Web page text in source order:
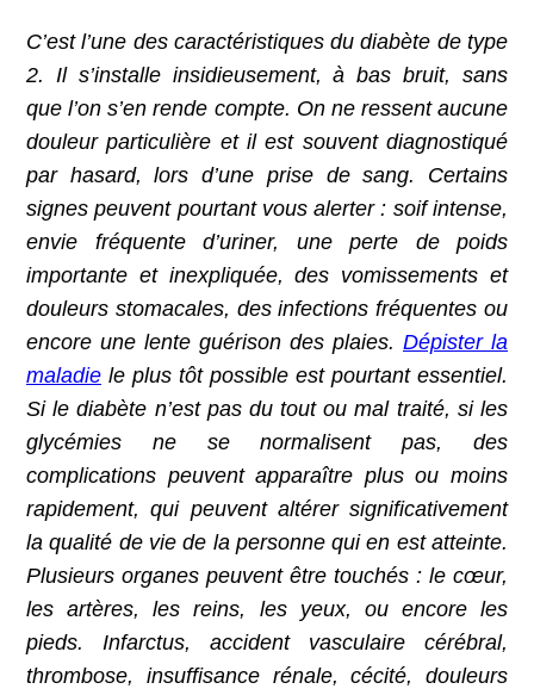
C’est l’une des caractéristiques du diabète de type
2. Il s’installe insidieusement, à bas bruit, sans
que l’on s’en rende compte. On ne ressent aucune
douleur particulière et il est souvent diagnostiqué
par hasard, lors d’une prise de sang. Certains
signes peuvent pourtant vous alerter : soif intense,
envie fréquente d’uriner, une perte de poids
importante et inexpliquée, des vomissements et
douleurs stomacales, des infections fréquentes ou
encore une lente guérison des plaies. Dépister la
maladie le plus tôt possible est pourtant essentiel.
Si le diabète n’est pas du tout ou mal traité, si les
glycémies ne se normalisent pas, des
complications peuvent apparaître plus ou moins
rapidement, qui peuvent altérer significativement
la qualité de vie de la personne qui en est atteinte.
Plusieurs organes peuvent être touchés : le cœur,
les artères, les reins, les yeux, ou encore les
pieds. Infarctus, accident vasculaire cérébral,
thrombose, insuffisance rénale, cécité, douleurs